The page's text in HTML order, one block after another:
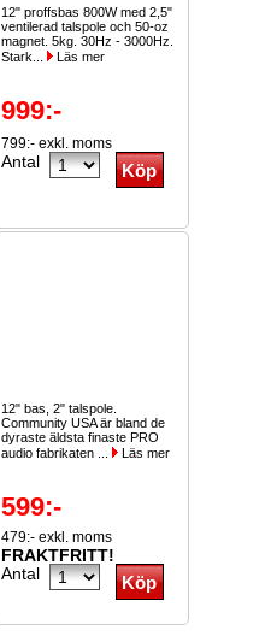
12" proffsbas 800W med 2,5"
ventilerad talspole och 50-oz
magnet. 5kg. 30Hz - 3000Hz.
Stark...
Läs mer
999:-
799:- exkl. moms
Antal
12" bas, 2" talspole.
Community USA är bland de
dyraste äldsta finaste PRO
audio fabrikaten ...
Läs mer
599:-
479:- exkl. moms
FRAKTFRITT!
Antal